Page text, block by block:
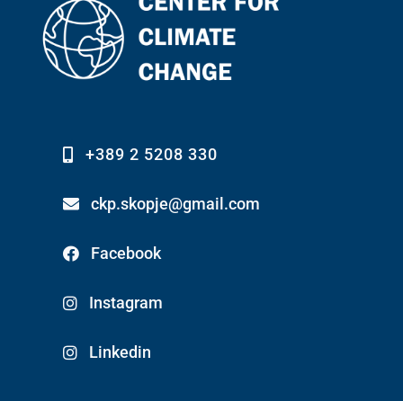
+389 2 5208 330
ckp.skopje@gmail.com
Facebook
Instagram
Linkedin